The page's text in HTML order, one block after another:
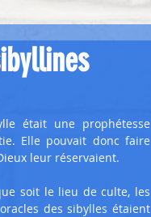
était une prophétesse
Elle pouvait donc faire
leur réservaient.
soit le lieu de culte, les
des sibylles étaient